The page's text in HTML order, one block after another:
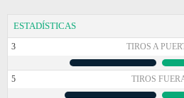
ESTADÍSTICAS
3 TIROS A
5 TIROS